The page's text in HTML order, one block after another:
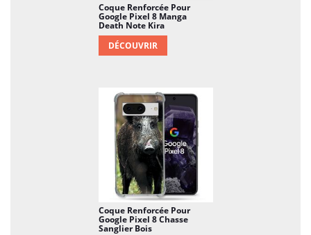
Coque Renforcée Pour
Google Pixel 8 Manga
Death Note Kira
DÉCOUVRIR
Coque Renforcée Pour
Google Pixel 8 Chasse
Sanglier Bois